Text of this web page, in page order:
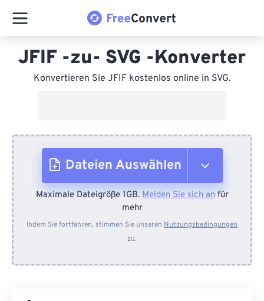
JFIF -zu- SVG -Konverter
Konvertieren Sie JFIF kostenlos online in SVG.
Dateien Auswählen
Vom Gerät
Von Dropbox
Maximale Dateigröße 1GB.Melden Sie sich anfür
mehr
Indem Sie fortfahren, stimmen Sie unseren Nutzungsbedingungen
zu.